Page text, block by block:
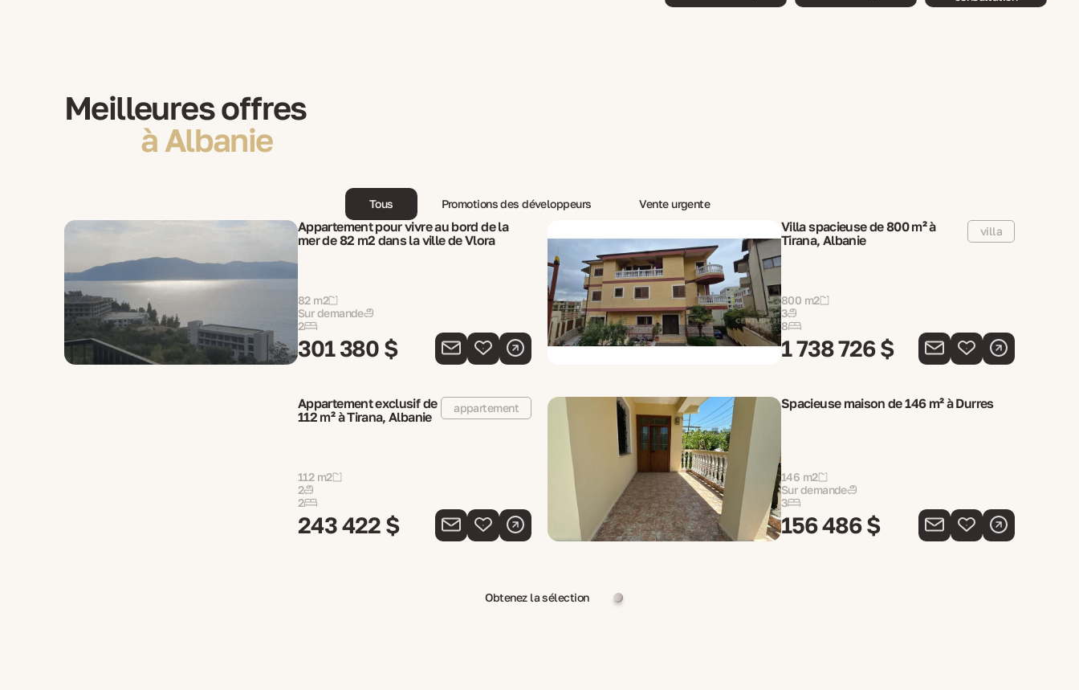
Meilleures offres
à Albanie
Tous Promotions des développeurs Vente urgente
Appartement pour vivre au bord de la
mer de 82 m2 dans la ville de Vlora
82 m2
Sur demande
2
301 380 $
Villa spacieuse de 800 m² à
Tirana, Albanie
villa
800 m2
3
8
1 738 726 $
Appartement exclusif de
112 m² à Tirana, Albanie
appartement
112 m2
2
2
243 422 $
Spacieuse maison de 146 m² à Durres
146 m2
Sur demande
3
156 486 $
Obtenez la sélection